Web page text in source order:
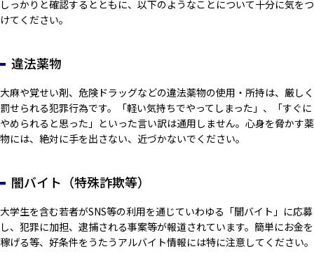
しっかりと確認するとともに、以下のようなことについて十分に気をつ
けてください。
違法薬物
大麻や覚せい剤、危険ドラッグなどの違法薬物の使用・所持は、厳しく
罰せられる犯罪行為です。「軽い気持ちでやってしまった」、「すぐに
やめられると思った」といった言い訳は通用しません。心身を脅かす薬
物には、絶対に手を出さない、近づかないでください。
闇バイト（特殊詐欺等）
大学生を含む若者がSNS等の利用を通じていわゆる「闇バイト」に応募
し、犯罪に加担、逮捕される事案等が報道されています。簡単にお金を
稼げる等、好条件をうたうアルバイト情報には特に注意してください。